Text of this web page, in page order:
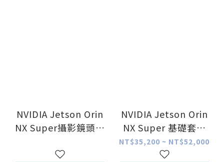
NVIDIA Jetson Orin
NX Super攝影鏡頭套
版)
NVIDIA Jetson Orin
NX Super 基礎套件
(8GB /16GB sub版)
NT$35,200 ~ NT$52,000